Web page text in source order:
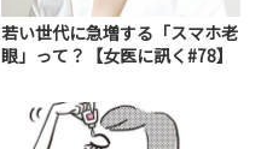
若い世代に急増する「スマホ老
眼」って？【女医に訊く#78】